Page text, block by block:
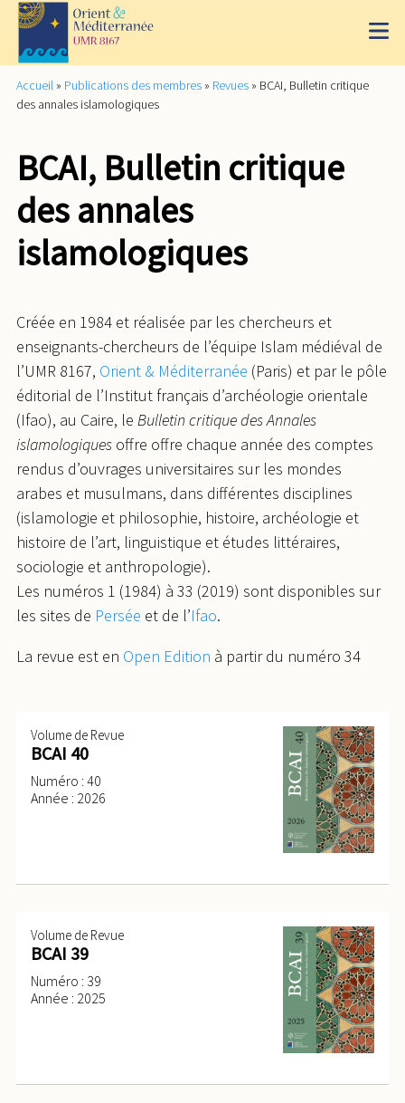
Accueil » Publications des membres » Revues » BCAI, Bulletin critique
des annales islamologiques
BCAI, Bulletin critique
des annales
islamologiques
Créée en 1984 et réalisée par les chercheurs et
enseignants-chercheurs de l’équipe Islam médiéval de
l’UMR 8167, Orient & Méditerranée (Paris) et par le pôle
éditorial de l’Institut français d’archéologie orientale
(Ifao), au Caire, le Bulletin critique des Annales
islamologiques offre offre chaque année des comptes
rendus d’ouvrages universitaires sur les mondes
arabes et musulmans, dans différentes disciplines
(islamologie et philosophie, histoire, archéologie et
histoire de l’art, linguistique et études littéraires,
sociologie et anthropologie).
Les numéros 1 (1984) à 33 (2019) sont disponibles sur
les sites de Persée et de l’Ifao.
La revue est en Open Edition à partir du numéro 34
Volume de Revue
BCAI 40
Numéro : 40
Année : 2026
Volume de Revue
BCAI 39
Numéro : 39
Année : 2025